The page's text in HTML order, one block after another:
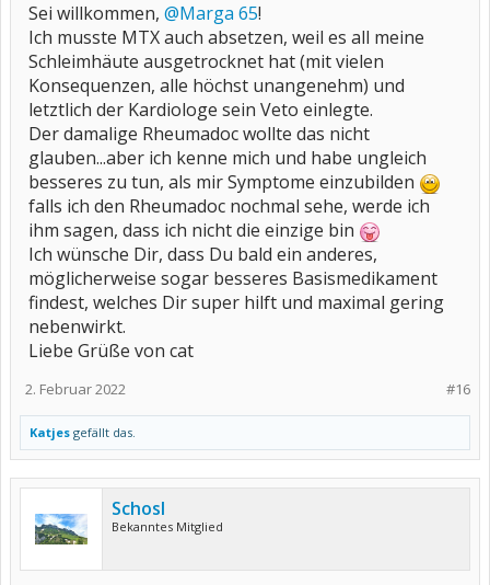
Sei willkommen, @Marga 65!
Ich musste MTX auch absetzen, weil es all meine
Schleimhäute ausgetrocknet hat (mit vielen
Konsequenzen, alle höchst unangenehm) und
letztlich der Kardiologe sein Veto einlegte.
Der damalige Rheumadoc wollte das nicht
glauben...aber ich kenne mich und habe ungleich
besseres zu tun, als mir Symptome einzubilden
falls ich den Rheumadoc nochmal sehe, werde ich
ihm sagen, dass ich nicht die einzige bin
Ich wünsche Dir, dass Du bald ein anderes,
möglicherweise sogar besseres Basismedikament
findest, welches Dir super hilft und maximal gering
nebenwirkt.
Liebe Grüße von cat
#16
2. Februar 2022
Katjes gefällt das.
Schosl
Bekanntes Mitglied